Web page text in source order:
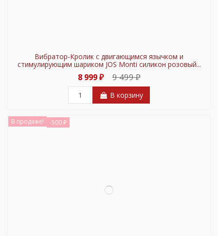
Вибратор-Кролик с двигающимся язычком и
стимулирующим шариком JOS Monti силикон розовый...
8 999 ₽ 9 499 ₽
В корзину
В продаже! -500 ₽